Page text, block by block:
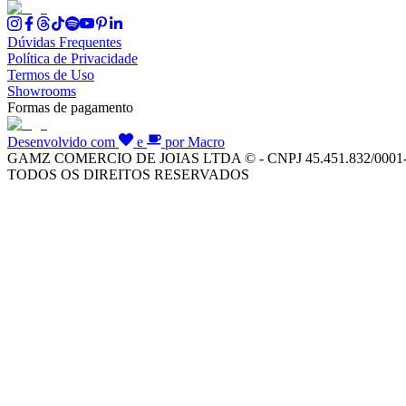
Dúvidas Frequentes
Política de Privacidade
Termos de Uso
Showrooms
Formas de pagamento
Desenvolvido com e
por Macro
GAMZ COMERCIO DE JOIAS LTDA © - CNPJ 45.451.832/
TODOS OS DIREITOS RESERVADOS